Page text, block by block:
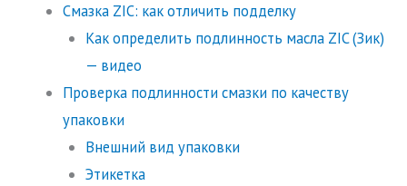
Смазка ZIC: как отличить подделку
Как определить подлинность масла ZIC (Зик)
— видео
Проверка подлинности смазки по качеству
упаковки
Внешний вид упаковки
Этикетка